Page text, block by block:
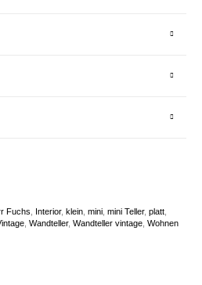
Fuchs Interior,klein ,mini ,mini Teller,platt
,Wandteller,Wandteller vintage ,Wohnen